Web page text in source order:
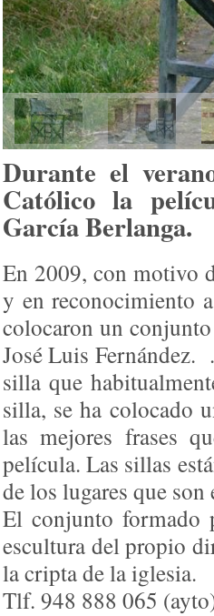
Durante el
Católico la
García Berlanga.
En 2009, con motivo
y en reconocimiento
colocaron un
José Luis Fernández.
silla que
silla, se ha colocado
las mejores frases
película. Las sillas
de los lugares que
El conjunto formado
escultura del propio
la cripta de la iglesia.
Tlf. 948 888 065